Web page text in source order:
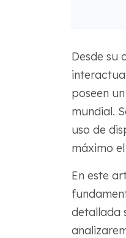
Desde su
poseen
mundial.
uso de
máximo
En este
detallada